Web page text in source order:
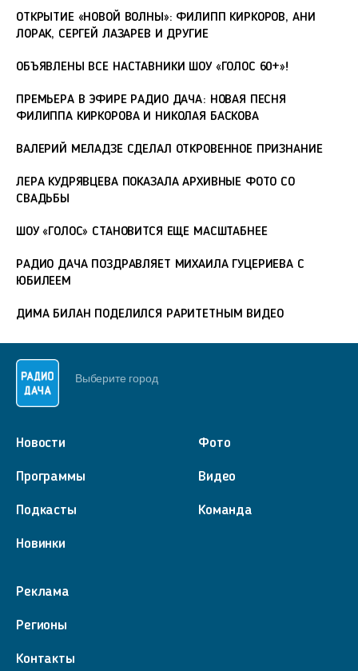
ОТКРЫТИЕ «НОВОЙ ВОЛНЫ»: ФИЛИПП КИРКОРОВ, АНИ
ЛОРАК, СЕРГЕЙ ЛАЗАРЕВ И ДРУГИЕ
ОБЪЯВЛЕНЫ ВСЕ НАСТАВНИКИ ШОУ «ГОЛОС 60+»!
ПРЕМЬЕРА В ЭФИРЕ РАДИО ДАЧА: НОВАЯ ПЕСНЯ
ФИЛИППА КИРКОРОВА И НИКОЛАЯ БАСКОВА
ВАЛЕРИЙ МЕЛАДЗЕ СДЕЛАЛ ОТКРОВЕННОЕ ПРИЗНАНИЕ
ЛЕРА КУДРЯВЦЕВА ПОКАЗАЛА АРХИВНЫЕ ФОТО СО
СВАДЬБЫ
ШОУ «ГОЛОС» СТАНОВИТСЯ ЕЩЕ МАСШТАБНЕЕ
РАДИО ДАЧА ПОЗДРАВЛЯЕТ МИХАИЛА ГУЦЕРИЕВА С
ЮБИЛЕЕМ
ДИМА БИЛАН ПОДЕЛИЛСЯ РАРИТЕТНЫМ ВИДЕО
Выберите город
Новости
Программы
Подкасты
Новинки
Фото
Видео
Команда
Реклама
Регионы
Контакты